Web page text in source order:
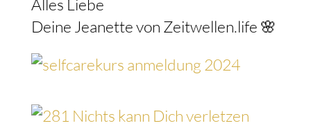
Alles Liebe
Deine Jeanette von Zeitwellen.life 🌸